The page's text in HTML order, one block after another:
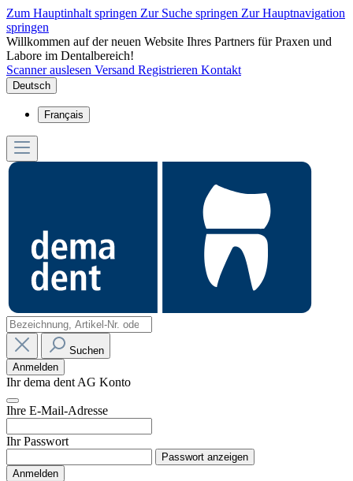
Zum Hauptinhalt springen Zur Suche springen Zur Hauptnavigation
springen
Willkommen auf der neuen Website Ihres Partners für Praxen und
Labore im Dentalbereich!
Scanner auslesen Versand Registrieren Kontakt
Deutsch
Français
Suchen
Anmelden
Ihr dema dent AG Konto
Ihre E-Mail-Adresse
Ihr Passwort
Passwort anzeigen
Anmelden